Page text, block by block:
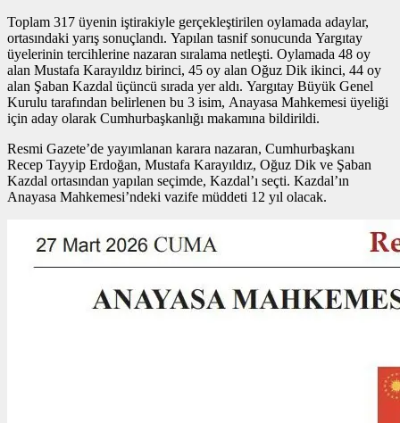
Toplam 317 üyenin iştirakiyle gerçekleştirilen oylamada adaylar,
ortasındaki yarış sonuçlandı. Yapılan tasnif sonucunda Yargıtay
üyelerinin tercihlerine nazaran sıralama netleşti. Oylamada 48 oy
alan Mustafa Karayıldız birinci, 45 oy alan Oğuz Dik ikinci, 44 oy
alan Şaban Kazdal üçüncü sırada yer aldı. Yargıtay Büyük Genel
Kurulu tarafından belirlenen bu 3 isim, Anayasa Mahkemesi üyeliği
için aday olarak Cumhurbaşkanlığı makamına bildirildi.
Resmi Gazete’de yayımlanan karara nazaran, Cumhurbaşkanı
Recep Tayyip Erdoğan, Mustafa Karayıldız, Oğuz Dik ve Şaban
Kazdal ortasından yapılan seçimde, Kazdal’ı seçti. Kazdal’ın
Anayasa Mahkemesi’ndeki vazife müddeti 12 yıl olacak.